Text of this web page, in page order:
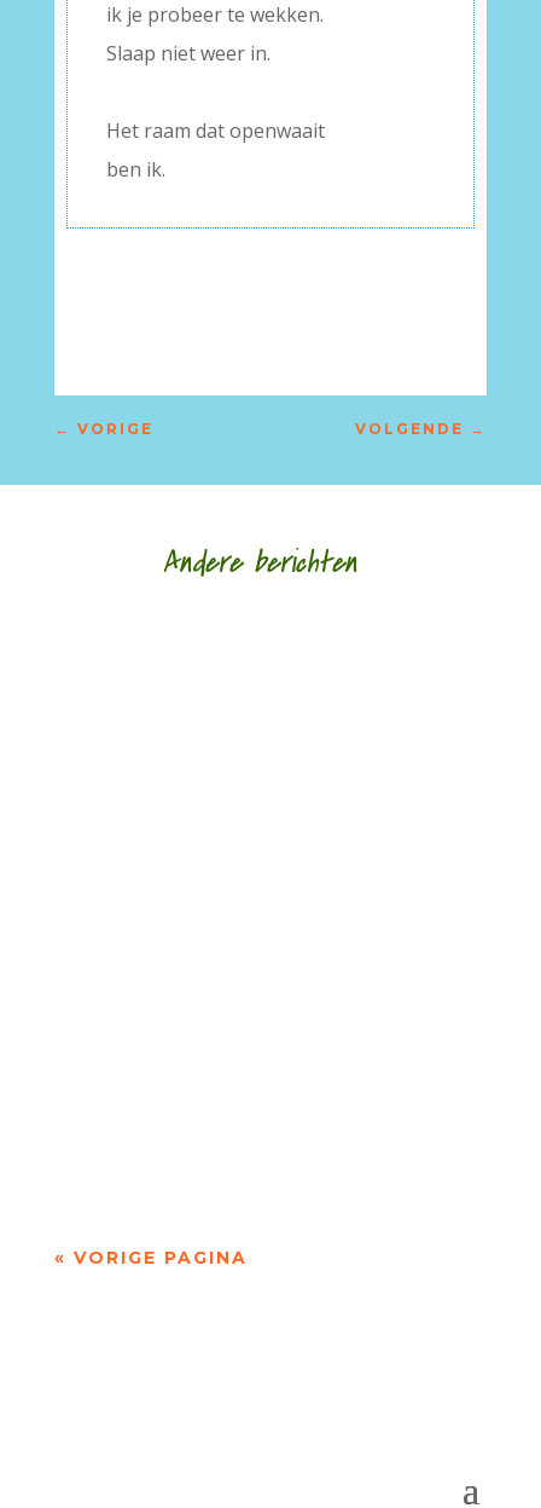
ik je probeer te wekken.
Slaap niet weer in.
Het raam dat openwaait
ben ik.
← VORIGE VOLGENDE →
Andere berichten
« VORIGE PAGINA